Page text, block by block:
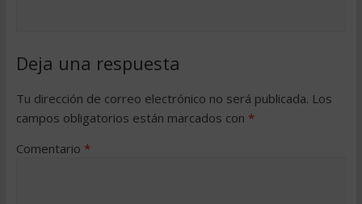
Deja una respuesta
Tu dirección de correo electrónico no será publicada. Los
campos obligatorios están marcados con *
Comentario *